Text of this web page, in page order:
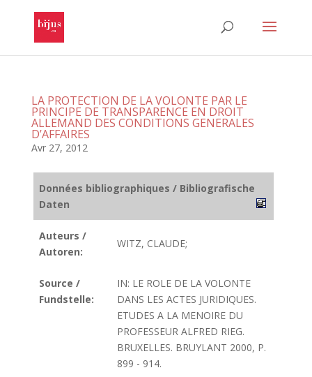
LA PROTECTION DE LA VOLONTE PAR LE
PRINCIPE DE TRANSPARENCE EN DROIT
ALLEMAND DES CONDITIONS GENERALES
D’AFFAIRES
Avr 27, 2012
Données bibliographiques / Bibliografische
Daten
Auteurs /
Autoren:
WITZ, CLAUDE;
Source /
Fundstelle:
IN: LE ROLE DE LA VOLONTE
DANS LES ACTES JURIDIQUES.
ETUDES A LA MENOIRE DU
PROFESSEUR ALFRED RIEG.
BRUXELLES. BRUYLANT 2000, P.
899 - 914.